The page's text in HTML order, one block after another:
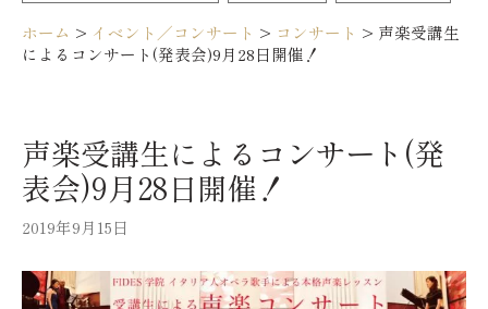
ホーム > イベント／コンサート > コンサート > 声楽受講生
によるコンサート(発表会)9月28日開催！
声楽受講生によるコンサート(発
表会)9月28日開催！
2019年9月15日